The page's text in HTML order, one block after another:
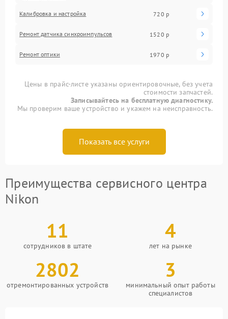
Калибровка и настройка 720 р
Ремонт датчика синхроимпульсов 1520 р
Ремонт оптики 1970 р
Цены в прайс-листе указаны ориентировочные, без учета
стоимости запчастей.
Записывайтесь на бесплатную диагностику.
Мы проверим ваше устройство и укажем на неисправность.
Показать все услуги
Преимущества сервисного центра
Nikon
11
сотрудников в штате
4
лет на рынке
2802
отремонтированных устройств
3
минимальный опыт работы
специалистов